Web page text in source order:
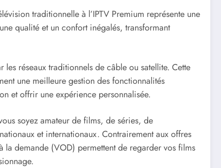
traditionnelle à l’IPTV Premium représente une
qualité et un confort inégalés, transformant
réseaux traditionnels de câble ou satellite. Cette
une meilleure gestion des fonctionnalités
et offrir une expérience personnalisée.
soyez amateur de films, de séries, de
et internationaux. Contrairement aux offres
la demande (VOD) permettent de regarder vos films